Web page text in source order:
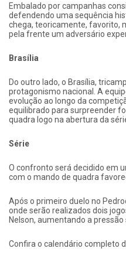
Embalado por campanhas
defendendo uma sequência
chega, teoricamente, favorito,
pela frente um adversário
Brasília
Do outro lado, o Brasília,
protagonismo nacional. A
evolução ao longo da
equilibrado para surpreender
quadra logo na abertura da
Série
O confronto será decidido em
com o mando de quadra
Após o primeiro duelo no
onde serão realizados dois
Nelson, aumentando a pressão
Confira o calendário completo